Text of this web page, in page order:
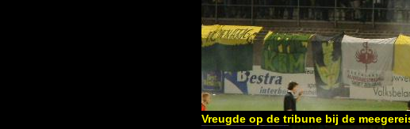
Vreugde op de tribune bij de